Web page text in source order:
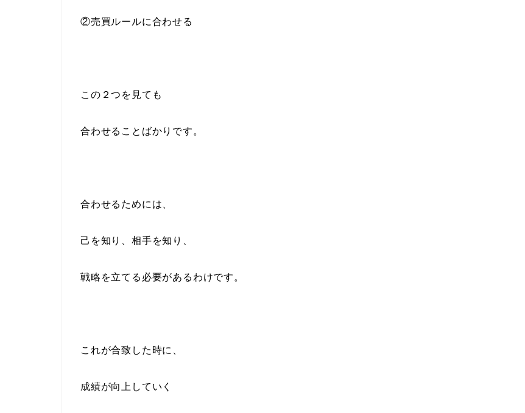
②売買ルールに合わせる
この２つを見ても
合わせることばかりです。
合わせるためには、
己を知り、相手を知り、
戦略を立てる必要があるわけです。
これが合致した時に、
成績が向上していく